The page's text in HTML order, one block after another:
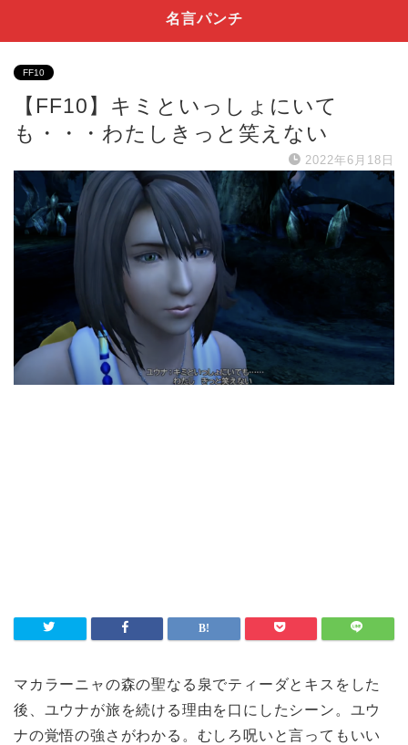
名言パンチ
FF10
【FF10】キミといっしょにいて
も・・・わたしきっと笑えない
2022年6月18日
マカラーニャの森の聖なる泉でティーダとキスをした
後、ユウナが旅を続ける理由を口にしたシーン。ユウ
ナの覚悟の強さがわかる。むしろ呪いと言ってもいい